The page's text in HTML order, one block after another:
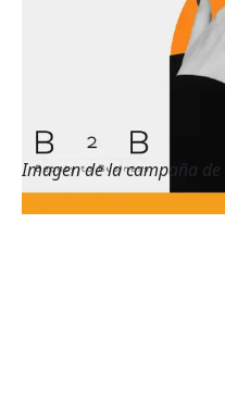
Imagen de la campaña de